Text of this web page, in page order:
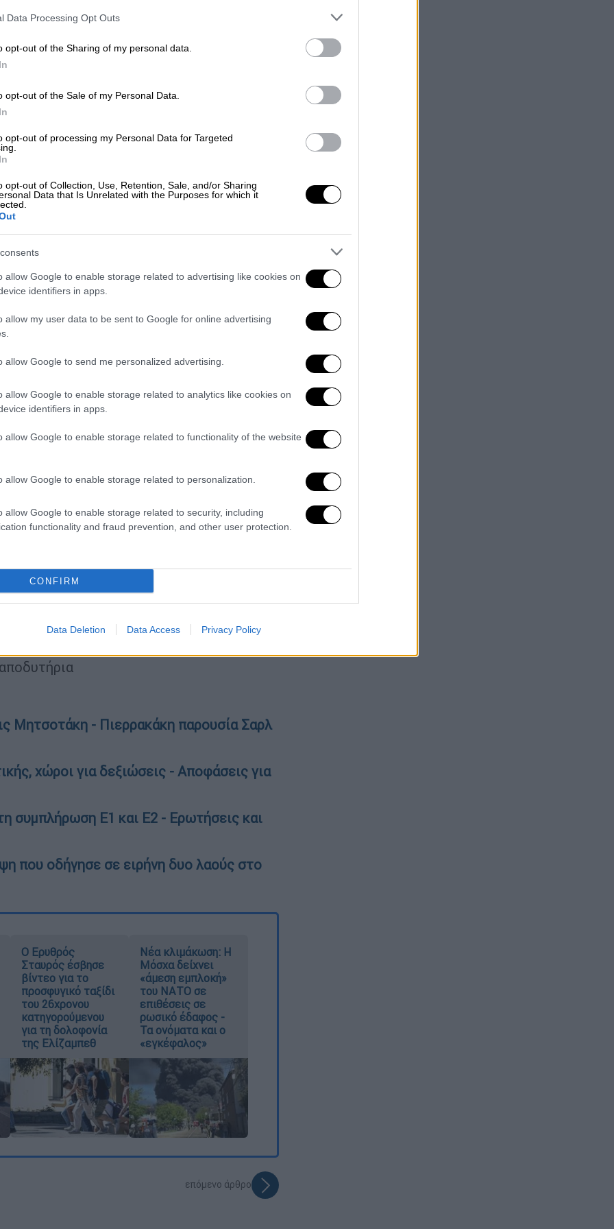
Data Processing Opt Outs
opt-out of the Sharing of my personal data.
opt-out of the Sale of my Personal Data.
opt-out of processing my Personal Data for Targeted
opt-out of Collection, Use, Retention, Sale, and/or Sharing
Data that Is Unrelated with the Purposes for which it
allow Google to enable storage related to advertising like cookies on
identifiers in apps.
allow my user data to be sent to Google for online advertising
allow Google to send me personalized advertising.
allow Google to enable storage related to analytics like cookies on
identifiers in apps.
allow Google to enable storage related to functionality of the website
allow Google to enable storage related to personalization.
allow Google to enable storage related to security, including
functionality and fraud prevention, and other user protection.
CONFIRM
Data Deletion Data Access Privacy Policy
ορίου των 100 ατόμων που μπορούν να
πως πολλά κτήματα και χώροι
συμφέρουσα η λειτουργία
ζητήσει από τους ειδικούς
της μουσικής στηνεστίαση, με δεδομένο
από τους επαγγελματίες του κλάδου.
28 και το Σάββατο 29 Μαΐου 2021 από
Εστίασης καλεί τους επαγγελματίες
διαμαρτυρίας απέναντι στην
του ωραρίου λειτουργίας τους.
να ορίσουν το πότε θα μπορεί να
οι φόβοι τους εστιάζονται στο
σε μεγαλύτερο
που έχουν ανοίξει με ΚΑΔ εστιατορίων ή
Μητσοτάκηςσεσυνέντευξή του στη
θα επιστρέψει από αυτό το
όταν θα έρθουν οι τουρίστες.
η μουσική αυτή τη στιγμή
των café όταν υπάρχει μουσική είναι
έρχονται και πιο κοντά μεταξύ
σταγονιδίων.
τις πύλες τους τη Δευτέρα 31
με:
εργαζόμενο την εβδομάδα
Μητσοτάκη - Πιερρακάκη παρουσία Σαρλ
χώροι για δεξιώσεις - Αποφάσεις για
συμπλήρωση Ε1 και Ε2 - Ερωτήσεις και
που οδήγησε σε ειρήνη δυο λαούς στο
Ο Ερυθρός
Σταυρός έσβησε
βίντεο για το
προσφυγικό ταξίδι
του 26χρονου
κατηγορούμενου
για τη δολοφονία
της Ελίζαμπεθ
Νέα κλιμάκωση: Η
Μόσχα δείχνει
«άμεση εμπλοκή»
του ΝΑΤΟ σε
επιθέσεις σε
ρωσικό έδαφος -
Τα ονόματα και ο
«εγκέφαλος»
επόμενο άρθρο